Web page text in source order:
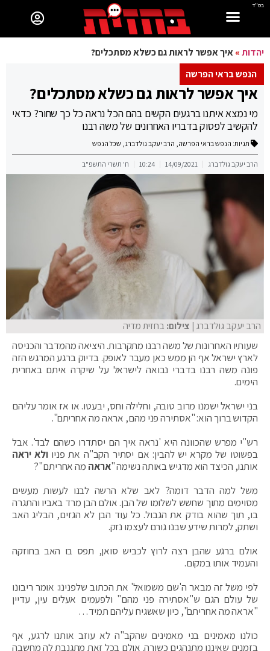
בס"ד
יהדות»איך אפשר לראות גם כשלא מסתכלים?
הנפש בראי הפרשה
איך אפשר לראות גם כשלא מסתכלים?
מי נמצא איתנו ברגעים הקשים בהם הכל נראה כל כך שחור? כדאי
להקשיב לפסוק בדבריו האחרונים של משה רבנו
תגיות: הנפש בראי הפרשה, הרב יעקב גולדברג, שכל הנפש
הרב יעקב גולדברג 14/09/2021
10:24 ח' תשרי התשפ"ב
הרב יעקב גולדברג | צילום: בחזית מדיה
שעותיו האחרונות של משה רבנו מתקרבות. היציאה מהמדבר והכניסה
לארץ ישראל אף הן ממש כאן מעבר לאופק. בדיוק ברגע המרגש הזה
פונה משה רבנו בדברי נבואה לישראל על שיקרה איתם באחרית
הימים.
בני ישראל ישמנו מרוב טובה, וחלילה וחס, יבעטו. או אז אומר עליהם
הקדוש ברוך הוא: "אסתירה פני מהם, אראה מה אחריתם".
רש"י מפרש שהכוונה היא 'נראה איך הם יסתדרו כשהם לבד'. אבל
בפשוטו של מקרא יש להבין: אם יסתיר הקב"ה את פניוולא יראה
אותנו, הכיצד הוא מדגיש באותה נשימה "אראה מה אחריתם"?
משל למה הדבר דומה? לאב שלא הרשה לבנו לעשות מעשים
מסוימים מתוך שחשש לשלומו של הבן. אולם הבן מרד באביו והתגרה
בו, תוך שהוא בודק את הגבול. כל עוד הבן לא הגזים, הבליג האב
ושתק, למרות שידע שבנו גורם לעצמו נזק.
אולם ברגע שהבן רצה לרוץ לכביש סואן, תפס בו האב בחוזקה
והעמיד אותו במקום.
לפי משל זה מבאר ה'שם משמואל' את הכתוב שלפנינו: אומר ריבונו
של עולם הגם ש"אסתירה פני מהם" ולפעמים אעלים עין, עדיין
"אראה מה אחריתם", כיון שאשגיח עליהם תמיד…
כולנו מאמינים בני מאמינים שהקב"ה לא עוזב אותנו לרגע, אף
בזמנים שאיננו מתנהגים כשורה. אולם בכל זאת מתגנבת לה מחשבה